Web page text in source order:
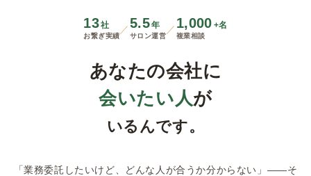
13社
お繋ぎ実績
／5.5年
サロン運営
／ 1,000 +名
複業相談
あなたの会社に
会いたい人が
いるんです。
「業務委託したいけど、どんな人が合うか分からない」——そ